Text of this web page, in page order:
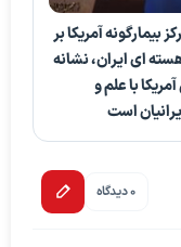
بیمارگونه آمریکا بر
ای ایران، نشانه
با علم و
است
0 دیدگاه